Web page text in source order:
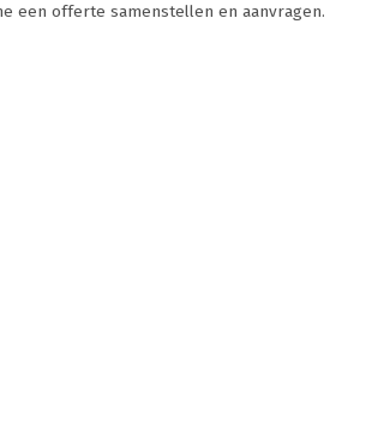
een offerte samenstellen en aanvragen.